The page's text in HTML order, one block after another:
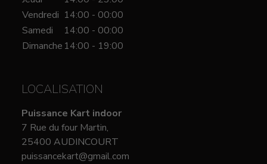
Vendredi 14:00 - 00:00
Samedi
14:00 - 00:00
Dimanche 14:00 - 19:00
LOCALISATION
Puissance Kart indoor
7 Rue du four Martin,
25400 AUDINCOURT
puissancekart@gmail.com